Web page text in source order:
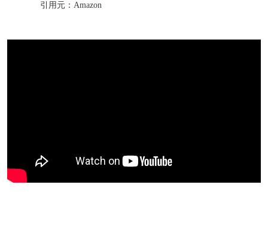
引用元：Amazon